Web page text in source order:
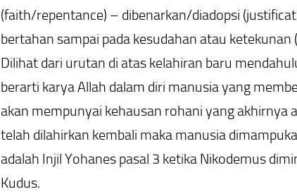
(faith/repentance) – dibenarkan/diadopsi
bertahan sampai pada kesudahan atau
Dilihat dari urutan di atas kelahiran baru
berarti karya Allah dalam diri manusia yang
akan mempunyai kehausan rohani yang akhirnya
telah dilahirkan kembali maka manusia
adalah Injil Yohanes pasal 3 ketika Nikodemus
Kudus.